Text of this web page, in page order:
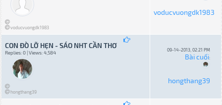
voducvuongdk1983
voducvuongdk1983
CON ĐÒ LỠ HẸN - SÁO NHT CẦN THƠ
Replies: 0 | Views: 4,584
hongthang39
09-14-2013, 02:21 PM
Bài cuối:
hongthang39